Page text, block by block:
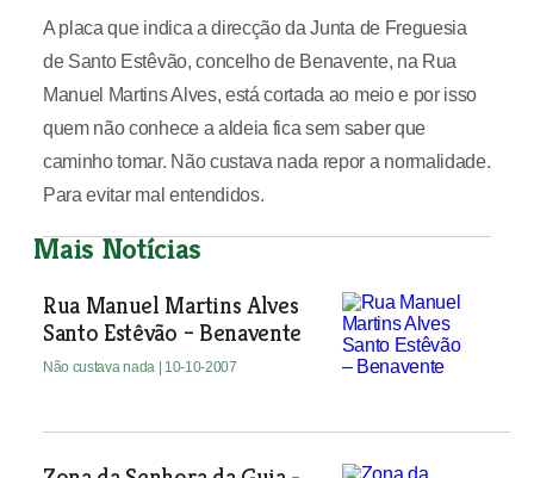
A placa que indica a direcção da Junta de Freguesia
de Santo Estêvão, concelho de Benavente, na Rua
Manuel Martins Alves, está cortada ao meio e por isso
quem não conhece a aldeia fica sem saber que
caminho tomar. Não custava nada repor a normalidade.
Para evitar mal entendidos.
Mais Notícias
Rua Manuel Martins Alves
Santo Estêvão – Benavente
Não custava nada | 10-10-2007